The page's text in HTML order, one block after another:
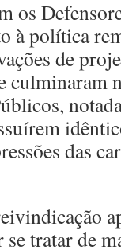
os
à política
de
culminaram
das
tratar de